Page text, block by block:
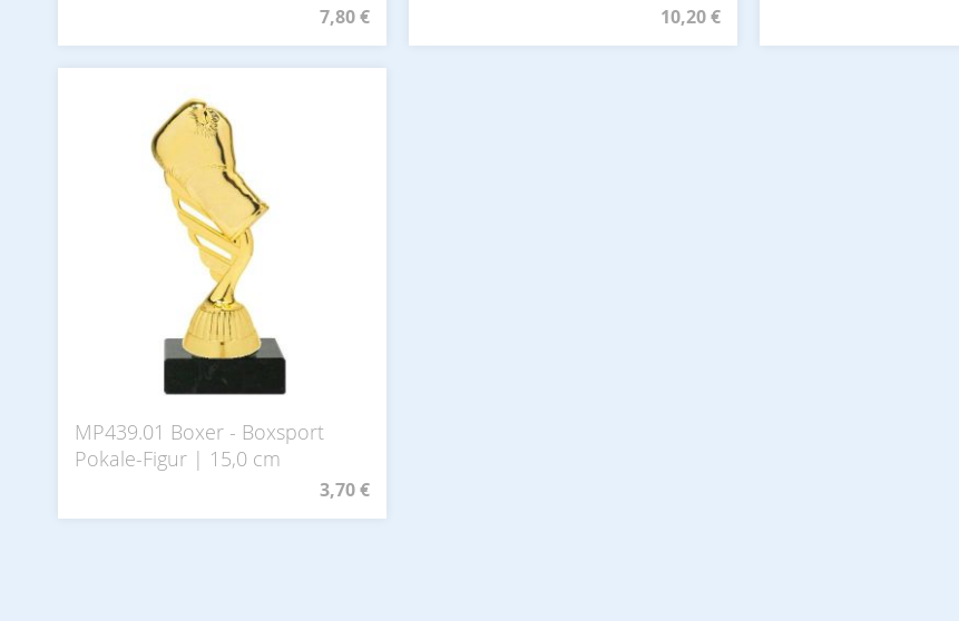
7,80 € 10,20 €
MP439.01 Boxer - Boxsport
Pokale-Figur | 15,0 cm
3,70 €